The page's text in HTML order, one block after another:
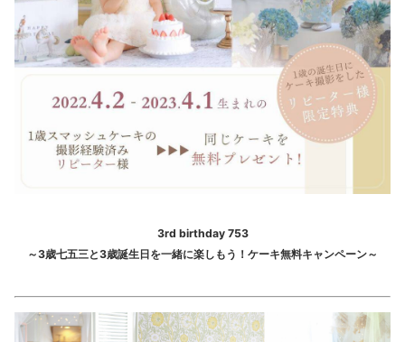
3rd birthday 753
～3歳七五三と3歳誕生日を一緒に楽しもう！ケーキ無料キャンペーン～